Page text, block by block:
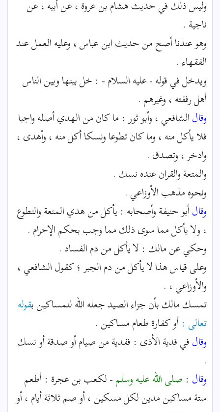
وليس ذلك في حديث هشام بن عروة ، عن أبيه ، عن
ناجية .
وهو عندنا أصح من حديث ابن عباس ، وعليه العمل عند
الفقهاء .
ويدخل في قوله - عليه السلام - : خل بينها وبين الناس
أهل رفقته ، وغيرهم .
وقالالشافعي ، وأبو ثور : ما كان من الهدي أصله واجبا
فلا يأكل منه ، وما كان تطوعا ونسكا أكل منه ، وأهدى ،
وادخر ، وتصدق .
والمتعة والقران عنده نسك .
ونحوه مذهب الأوزاعي .
وقالأبو حنيفة وأصحابه : يأكل من هدي المتعة والتطوع
، ولا يأكل مما سوى ذلك مما وجب بحكم الإحرام .
وحكي عن مالك : لا يأكل من دم الفساد .
وعلى قياس هذا لا يأكل من دم الجبر ؛ كقول الشافعي ،
والأوزاعي ، .
تمسك مالك بأن جزاء الصيد جعله الله للمساكين بقوله
تعالى :أو كفارة طعام مساكين .
وقالفي فدية الأذى : ففدية من صيام أو صدقة أو نسك
.
وقال : صلى الله عليه وسلم- لكعب بن عجرة : أطعم
ستة مساكين مدين لكل مسكين ، أو صم ثلاثة أيام ، أو